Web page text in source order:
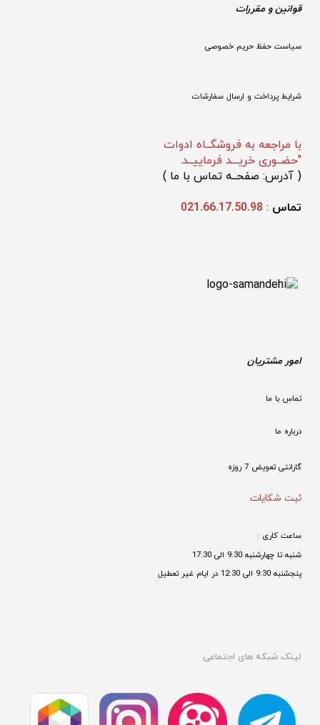
قوانین و مقررات
سیاست حفظ حریم خصوصی
شرایط پرداخت و ارسال سفارشات
با مراجعه به فروشگــاه ادوات
"حضــوری خریـــد فرماییــد.
( آدرس: صفحــه تماس با ما )
تماس :
021.66.17.50.98
امور مشتریان
تماس با ما
درباره ما
گارانتی تعویض 7 روزه
ثبت شکایات
ساعت کاری :
شنبه تا چهارشنبه 9:30 الی 17:30
پنجشنبه 9:30 الی 12:30 در ایام غیر تعطیل
لینک شبکه های اجتماعی